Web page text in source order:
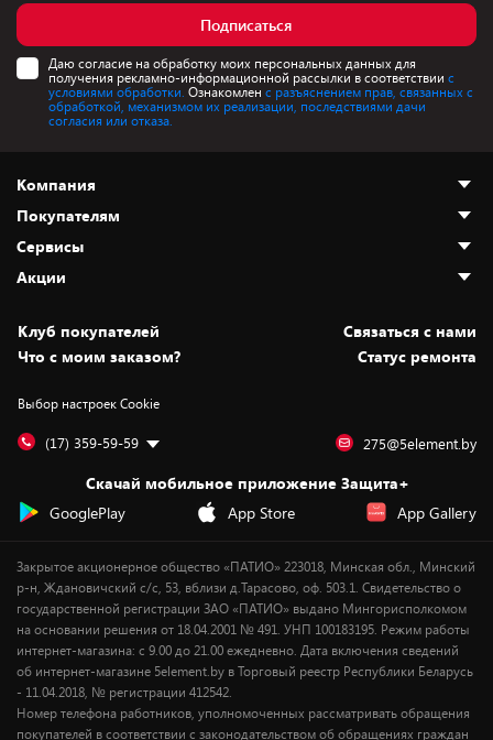
Подписаться
Даю согласие на обработку моих персональных данных для
получения рекламно-информационной рассылки в соответствии с
условиями обработки. Ознакомлен с разъяснением прав, связанных с
обработкой, механизмом их реализации, последствиями дачи
согласия или отказа.
Компания
О нас
Адреса магазинов
Новости
Статьи и обзоры
Вакансии
Дай пять добру!
Покупателям
Как сделать заказ
Оплата и доставка
Безналичный расчёт
Обмен и возврат товара
Обработка персональных данных
Подарочные карты
Сервисы
Установка техники
Для игровых консолей
Для мобильных устройств
Для компьютеров
Сервисные центры
Акции
Скидки и промокоды
Белорусские товары
Бонусы
Оплата частями
Новинки
Клуб покупателей
Cвязаться с нами
Что с моим заказом?
Статус ремонта
Выбор настроек Cookie
(17) 359-59-59 275@5element.by
Скачай мобильное приложение Защита+
GooglePlay
App Store App Gallery
Закрытое акционерное общество «ПАТИО» 223018, Минская обл., Минский
р-н, Ждановичский с/с, 53, вблизи д.Тарасово, оф. 503.1. Свидетельство о
государственной регистрации ЗАО «ПАТИО» выдано Мингорисполкомом
на основании решения от 18.04.2001 № 491. УНП 100183195. Режим работы
интернет-магазина: с 9.00 до 21.00 ежедневно. Дата включения сведений
об интернет-магазине 5element.by в Торговый реестр Республики Беларусь
- 11.04.2018, № регистрации 412542.
Номер телефона работников, уполномоченных рассматривать обращения
покупателей в соответствии с законодательством об обращениях граждан